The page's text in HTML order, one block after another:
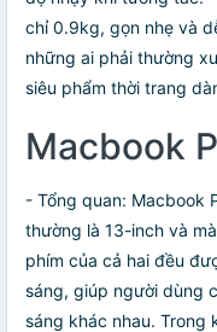
chỉ 0.9kg, gọn nhẹ và
những ai phải thường
siêu phẩm thời trang
Macbook
- Tổng quan: Macbook
thường là 13-inch và
phím của cả hai đều
sáng, giúp người dùng
sáng khác nhau. Trong